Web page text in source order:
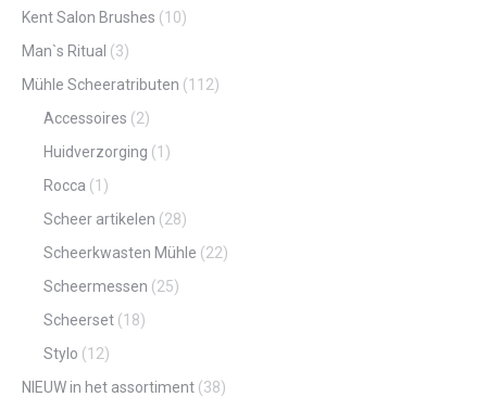
Kent Salon Brushes (10)
Man`s Ritual (3)
Mühle Scheeratributen (112)
Accessoires (2)
Huidverzorging (1)
Rocca (1)
Scheer artikelen (28)
Scheerkwasten Mühle (22)
Scheermessen (25)
Scheerset (18)
Stylo (12)
NIEUW in het assortiment (38)